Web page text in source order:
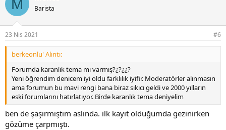
l
:
M Barista
23 Nis 2021 #6
berkeonlu' Alıntı:
Forumda karanlık tema mı varmış?¿?¿¿?
Yeni öğrendim denicem iyi oldu farklılık iyifir. Moderatörler alınmasın
ama forumun bu mavi rengi bana biraz sıkıcı geldi ve 2000 yılların
eski forumlarını hatırlatıyor. Birde karanlık tema deniyelim
ben de şaşırmıştım aslında. ilk kayıt olduğumda gezinirken
gözüme çarpmıştı.